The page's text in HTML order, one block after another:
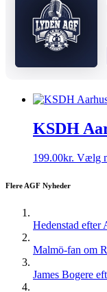
KSDH
199.00kr. Vælg
Flere AGF Nyheder
Hedenstad efter
Malmö-fan om
James Bogere